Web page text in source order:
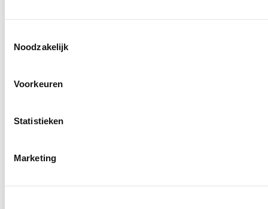
Noodzakelijk
Voorkeuren
Statistieken
Marketing